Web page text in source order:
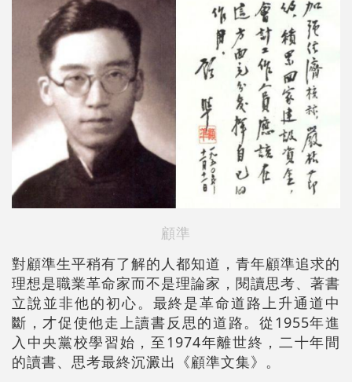
顧準
對顧準生平稍有了解的人都知道，青年顧準追求的
理想是職業革命家而不是理論家，閱讀思考、著書
立說並非他的初心。最終是革命道路上升通道中
斷，才促使他走上讀書反思的道路。從1955年進
入中央黨校學習始，至1974年離世終，二十年間
的讀書、思考最終沉澱出《顧準文集》。